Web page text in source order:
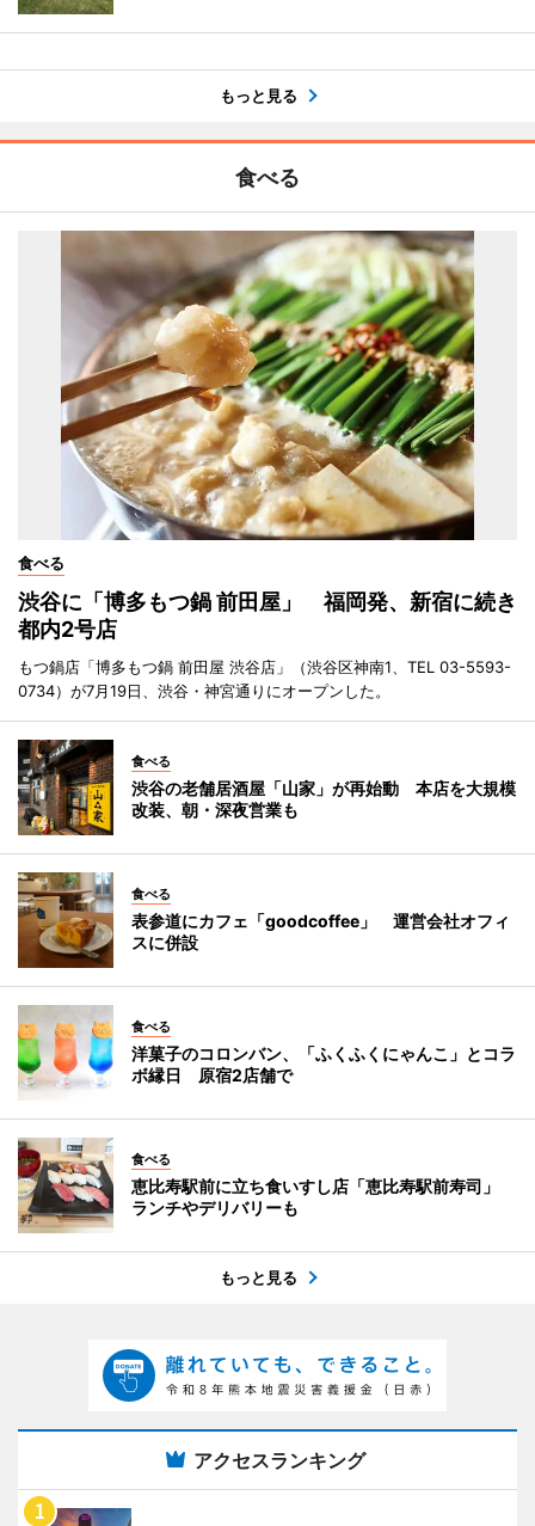
もっと見る
食べる
食べる
渋谷に「博多もつ鍋 前田屋」 福岡発、新宿に続き
都内2号店
もつ鍋店「博多もつ鍋 前田屋 渋谷店」（渋谷区神南1、TEL 03-5593-
0734）が7月19日、渋谷・神宮通りにオープンした。
食べる
渋谷の老舗居酒屋「山家」が再始動 本店を大規模
改装、朝・深夜営業も
食べる
表参道にカフェ「goodcoffee」 運営会社オフィ
スに併設
食べる
洋菓子のコロンバン、「ふくふくにゃんこ」とコラ
ボ縁日 原宿2店舗で
食べる
恵比寿駅前に立ち食いすし店「恵比寿駅前寿司」
ランチやデリバリーも
もっと見る
アクセスランキング